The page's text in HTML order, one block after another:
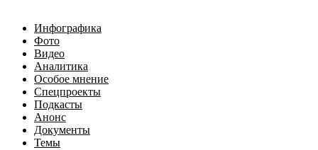
Инфографика
Фото
Видео
Аналитика
Особое мнение
Спецпроекты
Подкасты
Анонс
Документы
Темы